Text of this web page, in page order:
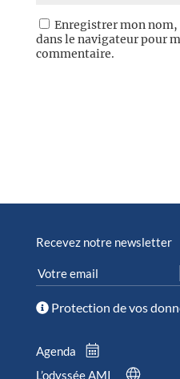
Enregistrer mon
dans le navigateur pour
commentaire.
Recevez notre newsletter
Protection de vos
Agenda
L’odyssée AMI